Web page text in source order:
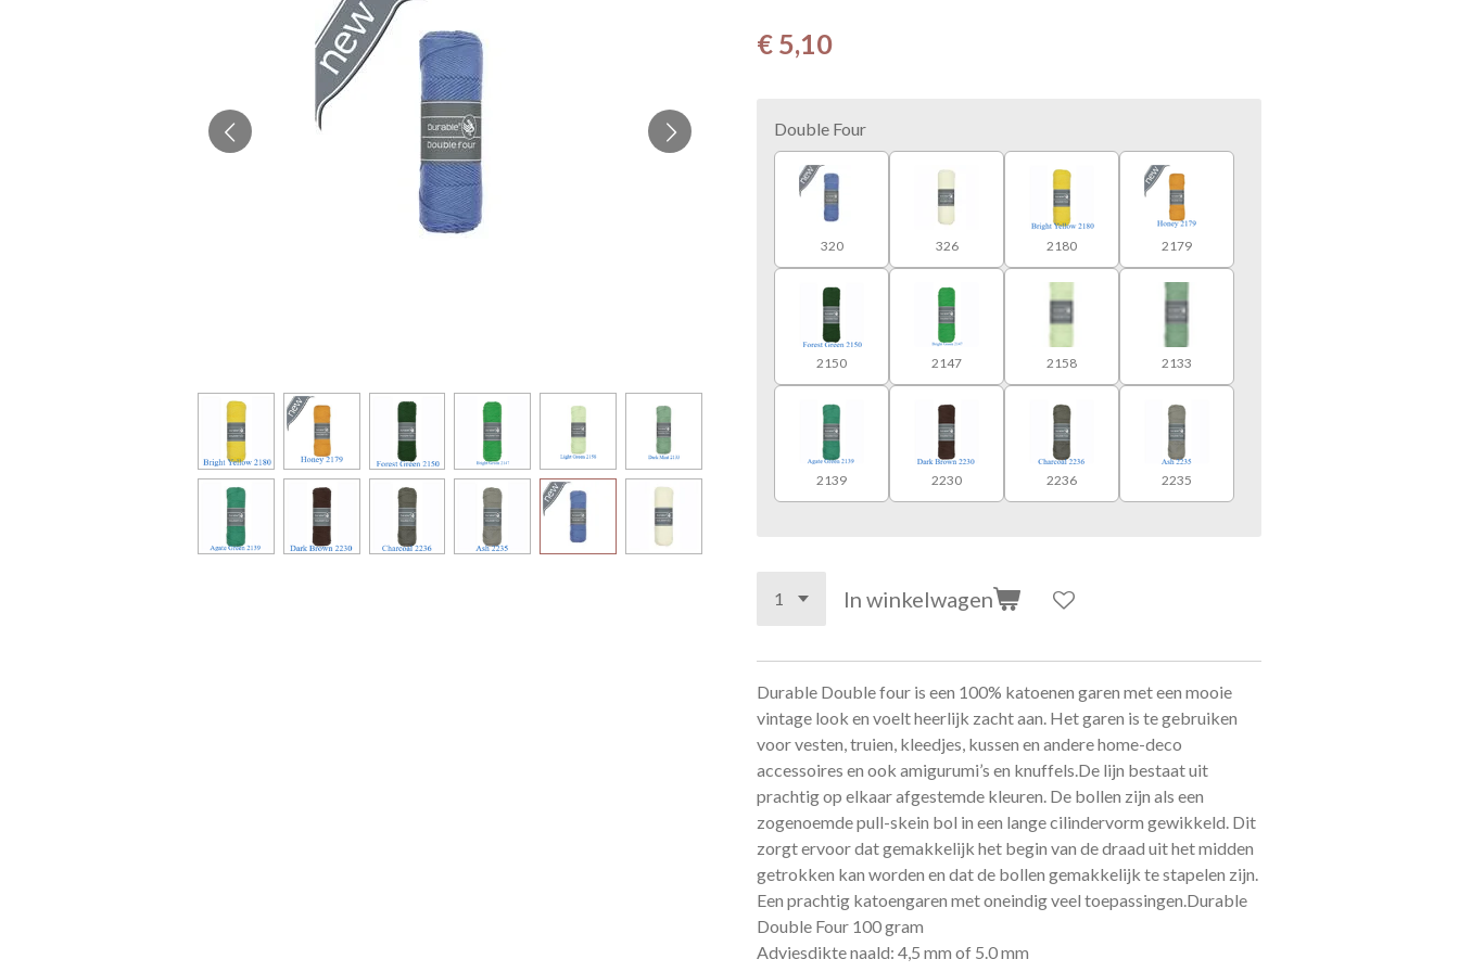
€ 5,10
Double Four
320 326 2180 2179
2150 2147 2158 2133
2139 2230 2236 2235
In winkelwagen
Durable Double four is een 100% katoenen garen met een mooie
vintage look en voelt heerlijk zacht aan. Het garen is te gebruiken
voor vesten, truien, kleedjes, kussen en andere home-deco
accessoires en ook amigurumi’s en knuffels. De lijn bestaat uit
prachtig op elkaar afgestemde kleuren. De bollen zijn als een
zogenoemde pull-skein bol in een lange cilindervorm gewikkeld. Dit
zorgt ervoor dat gemakkelijk het begin van de draad uit het midden
getrokken kan worden en dat de bollen gemakkelijk te stapelen zijn.
Een prachtig katoengaren met oneindig veel toepassingen. Durable
Double Four 100 gram
Adviesdikte naald: 4,5 mm of 5.0 mm